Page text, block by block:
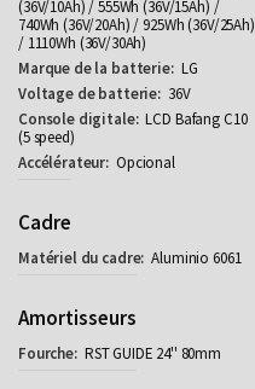
(36V/10Ah) / 555Wh (36V/15Ah) /
740Wh (36V/20Ah) / 925Wh (36V/25Ah)
/ 1110Wh (36V/30Ah)
LG
36V
LCD Bafang C10
(5 speed)
Opcional
Cadre
Aluminio 6061
Amortisseurs
RST GUIDE 24'' 80mm